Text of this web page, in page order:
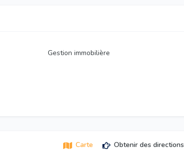
Gestion immobilière
Carte Obtenir des directions